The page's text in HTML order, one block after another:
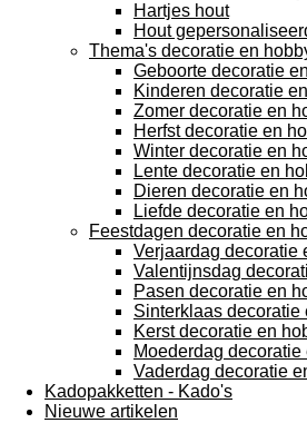
Hartjes hout
Hout
Thema's decoratie en
Geboorte decoratie
Kinderen decoratie
Zomer decoratie en
Herfst decoratie en
Winter decoratie en
Lente decoratie en
Dieren decoratie en
Liefde decoratie en
Feestdagen decoratie en
Verjaardag decoratie
Valentijnsdag
Pasen decoratie en
Sinterklaas decoratie
Kerst decoratie en
Moederdag decoratie
Vaderdag decoratie
Kadopakketten - Kado's
Nieuwe artikelen